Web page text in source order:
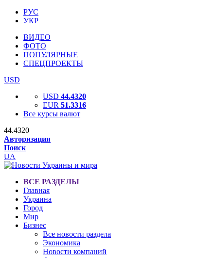
РУС
УКР
ВИДЕО
ФОТО
ПОПУЛЯРНЫЕ
СПЕЦПРОЕКТЫ
USD
USD 44.4320
EUR 51.3316
Все курсы валют
44.4320
Авторизация
Поиск
UA
ВСЕ РАЗДЕЛЫ
Главная
Украина
Город
Мир
Бизнес
Все новости раздела
Экономика
Новости компаний